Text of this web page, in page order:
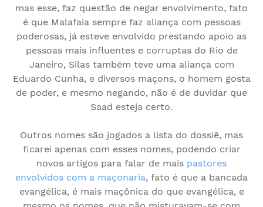
mas esse, faz questão de negar envolvimento, fato
é que Malafaia sempre faz aliança com pessoas
poderosas, já esteve envolvido prestando apoio as
pessoas mais influentes e corruptas do Rio de
Janeiro, Silas também teve uma aliança com
Eduardo Cunha, e diversos maçons, o homem gosta
de poder, e mesmo negando, não é de duvidar que
Saad esteja certo.
Outros nomes são jogados a lista do dossiê, mas
ficarei apenas com esses nomes, podendo criar
novos artigos para falar de mais pastores
envolvidos com a maçonaria, fato é que a bancada
evangélica, é mais maçônica do que evangélica, e